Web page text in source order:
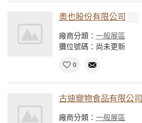
奧也股份有限公司
廠商分類： 一般展區
攤位號碼：尚未更新
0
古迪寵物食品有限公司
廠商分類： 一般展區